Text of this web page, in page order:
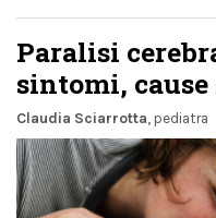
Paralisi
sintomi, cause
Claudia Sciarrotta , pediatra